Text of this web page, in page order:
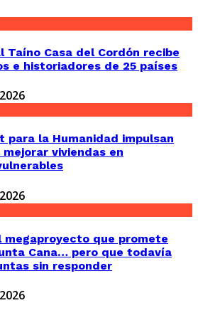
Taíno Casa del Cordón recibe
e historiadores de 25 países
para la Humanidad impulsan
viviendas en
megaproyecto que promete
Cana… pero que todavía
sin responder